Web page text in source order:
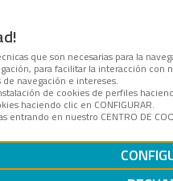
que son necesarias para la
para facilitar la interacción
navegación e intereses.
de cookies de perfiles
haciendo clic en CONFIGURAR.
entrando en nuestro CENTRO DE